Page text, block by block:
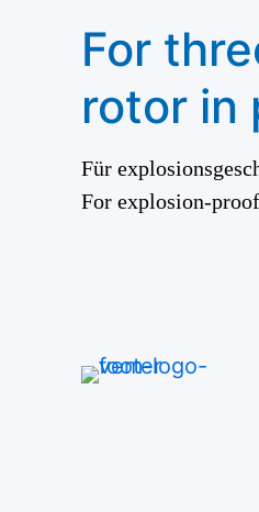
For
rotor in
Für
For explosion-